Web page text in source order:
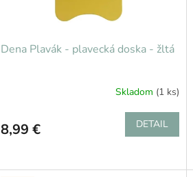
Dena Plavák - plavecká doska - žltá
Skladom (1 ks)
8,99 € DETAIL